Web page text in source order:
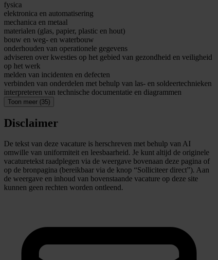
fysica
elektronica en automatisering
mechanica en metaal
materialen (glas, papier, plastic en hout)
bouw en weg- en waterbouw
onderhouden van operationele gegevens
adviseren over kwesties op het gebied van gezondheid en veiligheid
op het werk
melden van incidenten en defecten
verbinden van onderdelen met behulp van las- en soldeertechnieken
interpreteren van technische documentatie en diagrammen
Toon meer (35)
Disclaimer
De tekst van deze vacature is herschreven met behulp van AI
omwille van uniformiteit en leesbaarheid. Je kunt altijd de originele
vacaturetekst raadplegen via de weergave bovenaan deze pagina of
op de bronpagina (bereikbaar via de knop “Solliciteer direct”). Aan
de weergave en inhoud van bovenstaande vacature op deze site
kunnen geen rechten worden ontleend.